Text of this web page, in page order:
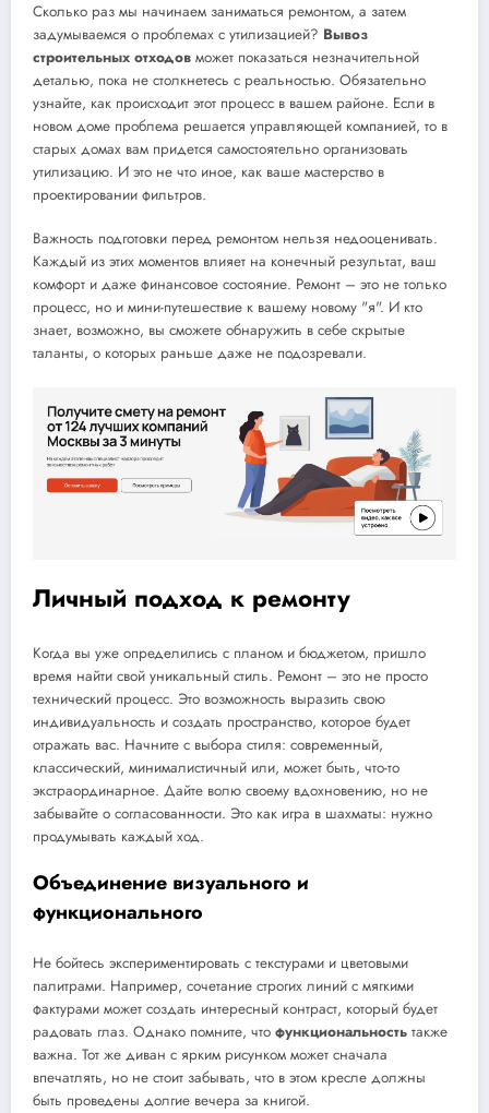
Сколько раз мы начинаем заниматься ремонтом, а затем
задумываемся о проблемах с утилизацией? Вывоз
строительных отходов может показаться незначительной
деталью, пока не столкнетесь с реальностью. Обязательно
узнайте, как происходит этот процесс в вашем районе. Если в
новом доме проблема решается управляющей компанией, то в
старых домах вам придется самостоятельно организовать
утилизацию. И это не что иное, как ваше мастерство в
проектировании фильтров.
Важность подготовки перед ремонтом нельзя недооценивать.
Каждый из этих моментов влияет на конечный результат, ваш
комфорт и даже финансовое состояние. Ремонт – это не только
процесс, но и мини-путешествие к вашему новому "я". И кто
знает, возможно, вы сможете обнаружить в себе скрытые
таланты, о которых раньше даже не подозревали.
Личный подход к ремонту
Когда вы уже определились с планом и бюджетом, пришло
время найти свой уникальный стиль. Ремонт – это не просто
технический процесс. Это возможность выразить свою
индивидуальность и создать пространство, которое будет
отражать вас. Начните с выбора стиля: современный,
классический, минималистичный или, может быть, что-то
экстраординарное. Дайте волю своему вдохновению, но не
забывайте о согласованности. Это как игра в шахматы: нужно
продумывать каждый ход.
Объединение визуального и
функционального
Не бойтесь экспериментировать с текстурами и цветовыми
палитрами. Например, сочетание строгих линий с мягкими
фактурами может создать интересный контраст, который будет
радовать глаз. Однако помните, что функциональность также
важна. Тот же диван с ярким рисунком может сначала
впечатлять, но не стоит забывать, что в этом кресле должны
быть проведены долгие вечера за книгой.